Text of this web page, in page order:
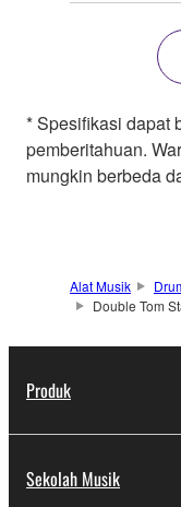
* Spesifikasi dapat
pemberitahuan.
mungkin berbeda
Alat Musik
Double Tom
Produk
Sekolah Musik